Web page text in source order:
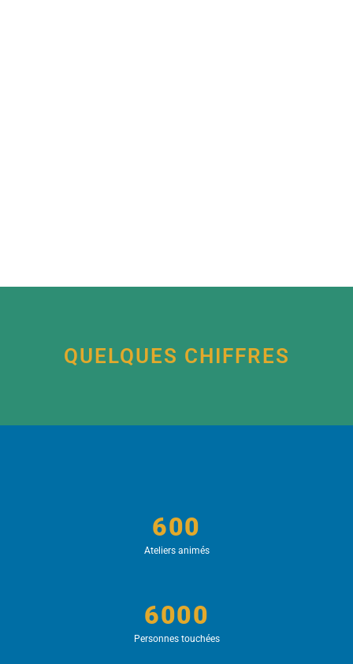
QUELQUES CHIFFRES
Ateliers animés
600
Personnes touchées
6000